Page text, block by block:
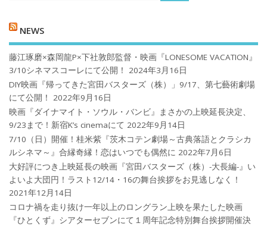
NEWS
藤江琢磨×森岡龍P×下社敦郎監督・映画『LONESOME VACATION』
3/10シネマスコーレにて公開！
2024年3月16日
DIY映画『帰ってきた宮田バスターズ（株）」9/17、第七藝術劇場
にて公開！
2022年9月16日
映画『ダイナマイト・ソウル・バンビ』まさかの上映延長決定、
9/23まで！新宿K’s cinemaにて 2022年9月14日
7/10（日）開催！桂米紫『茨木コテン劇場～古典落語とクラシカ
ルシネマ～』合縁奇縁！恋はいつでも偶然に 2022年7月6日
大好評につき上映延長の映画『宮田バスターズ（株）-大長編-』い
よいよ大団円！ラスト12/14・16の舞台挨拶をお見逃しなく！
2021年12月14日
コロナ禍を⾛り抜け⼀年以上のロングラン上映を果たした映画
『ひとくず』シアターセブンにて１周年記念特別舞台挨拶開催決